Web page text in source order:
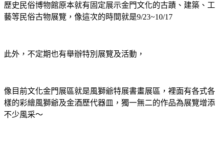
歷史民俗博物館原本就有固定展示金門文化的古蹟、建築、工
藝等民俗古物展覽，像這次的時間就是9/23~10/17
此外，不定期也有舉辦特別展覽及活動，
像目前文化金門展區就是風獅爺特展書畫展區，裡面有各式各
樣的彩繪風獅爺及金酒歷代器皿，獨一無二的作品為展覽增添
不少風采～